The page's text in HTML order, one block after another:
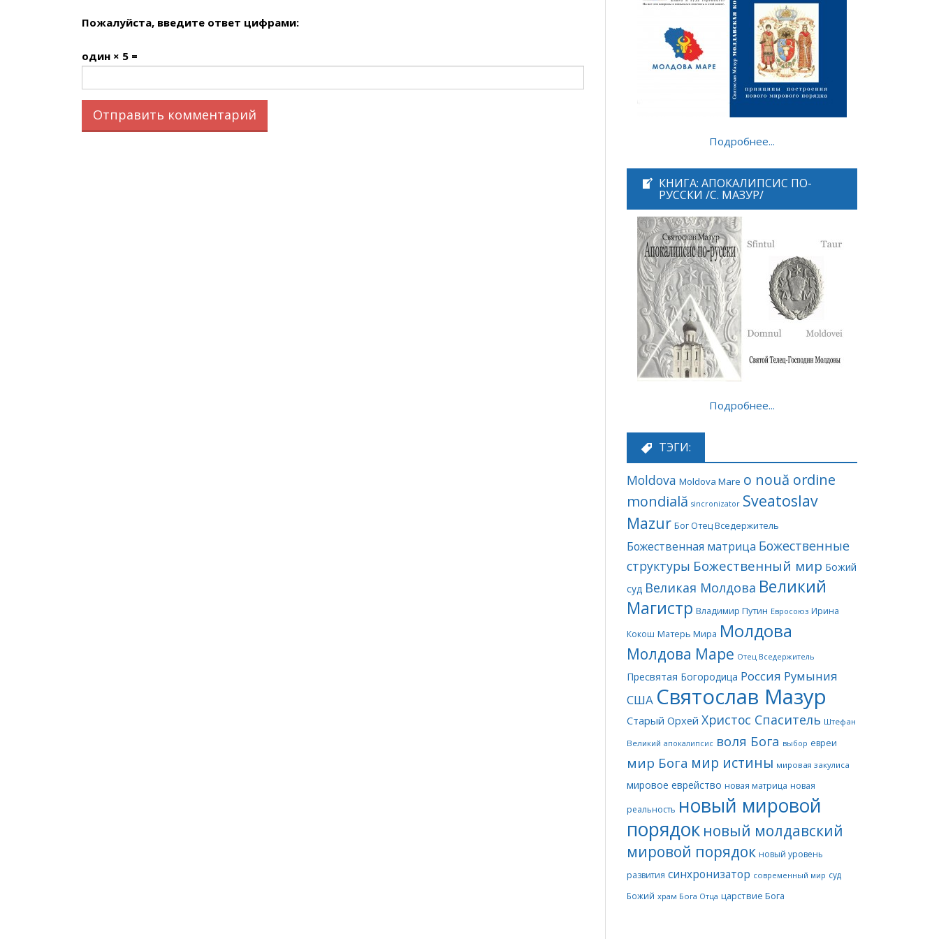
Пожалуйста, введите ответ цифрами:
один × 5 =
Подробнее...
КНИГА: АПОКАЛИПСИС ПО-
РУССКИ /С. МАЗУР/
Подробнее...
ТЭГИ:
Moldova Moldova Mare o nouă ordine
mondială sincronizator Sveatoslav
Mazur Бог Отец Вседержитель
Божественная матрица Божественные
структуры Божественный мир Божий
суд Великая Молдова Великий
Магистр Владимир Путин Евросоюз Ирина
Кокош Матерь Мира Молдова
Молдова Маре Отец Вседержитель
Пресвятая Богородица Россия Румыния
США Святослав Мазур
Старый Орхей Христос Спаситель Штефан
Великий апокалипсис воля Бога выбор евреи
мир Бога мир истины мировая закулиса
мировое еврейство новая матрица новая
реальность новый мировой
порядок новый молдавский
мировой порядок новый уровень
развития синхронизатор современный мир суд
Божий храм Бога Отца царствие Бога